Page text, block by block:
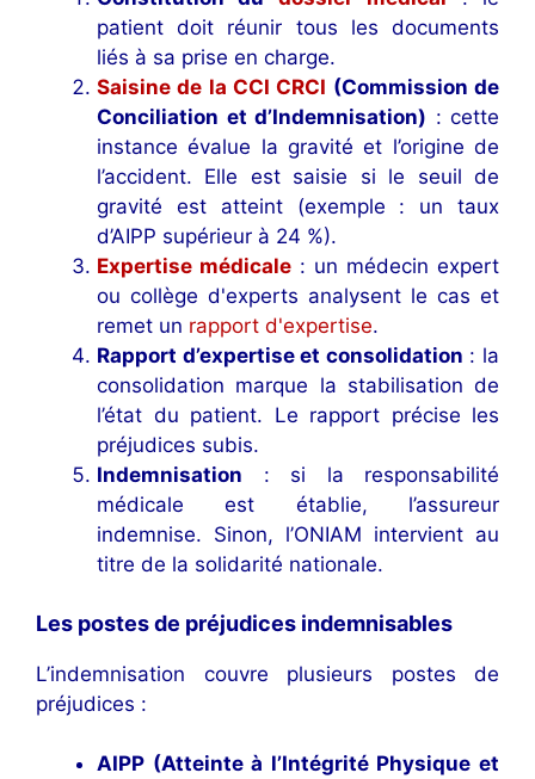
patient doit réunir tous les documents
liés à sa prise en charge.
Saisine de la CCI CRCI (Commission de
Conciliation et d’Indemnisation) : cette
instance évalue la gravité et l’origine de
l’accident. Elle est saisie si le seuil de
gravité est atteint (exemple : un taux
d’AIPP supérieur à 24 %).
Expertise médicale : un médecin expert
ou collège d'experts analysent le cas et
remet un rapport d'expertise.
Rapport d’expertise et consolidation : la
consolidation marque la stabilisation de
l’état du patient. Le rapport précise les
préjudices subis.
Indemnisation : si la responsabilité
médicale est établie, l’assureur
indemnise. Sinon, l’ONIAM intervient au
titre de la solidarité nationale.
Les postes de préjudices indemnisables
L’indemnisation couvre plusieurs postes de
préjudices :
AIPP (Atteinte à l’Intégrité Physique et